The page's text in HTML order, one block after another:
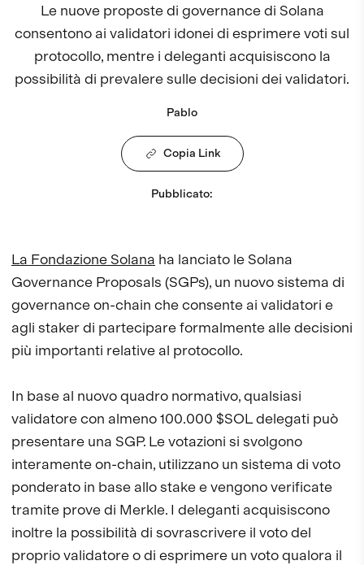
Le nuove proposte di governance di Solana
consentono ai validatori idonei di esprimere voti sul
protocollo, mentre i deleganti acquisiscono la
possibilità di prevalere sulle decisioni dei validatori.
Pablo
Copia Link
Pubblicato:
La Fondazione Solana ha lanciato le Solana
Governance Proposals (SGPs), un nuovo sistema di
governance on-chain che consente ai validatori e
agli staker di partecipare formalmente alle decisioni
più importanti relative al protocollo.
In base al nuovo quadro normativo, qualsiasi
validatore con almeno 100.000 $SOL delegati può
presentare una SGP. Le votazioni si svolgono
interamente on-chain, utilizzano un sistema di voto
ponderato in base allo stake e vengono verificate
tramite prove di Merkle. I deleganti acquisiscono
inoltre la possibilità di sovrascrivere il voto del
proprio validatore o di esprimere un voto qualora il